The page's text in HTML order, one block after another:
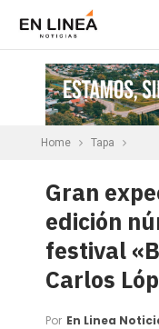
Home Tapa
Gran
edición
festival
Carlos
Por En Linea